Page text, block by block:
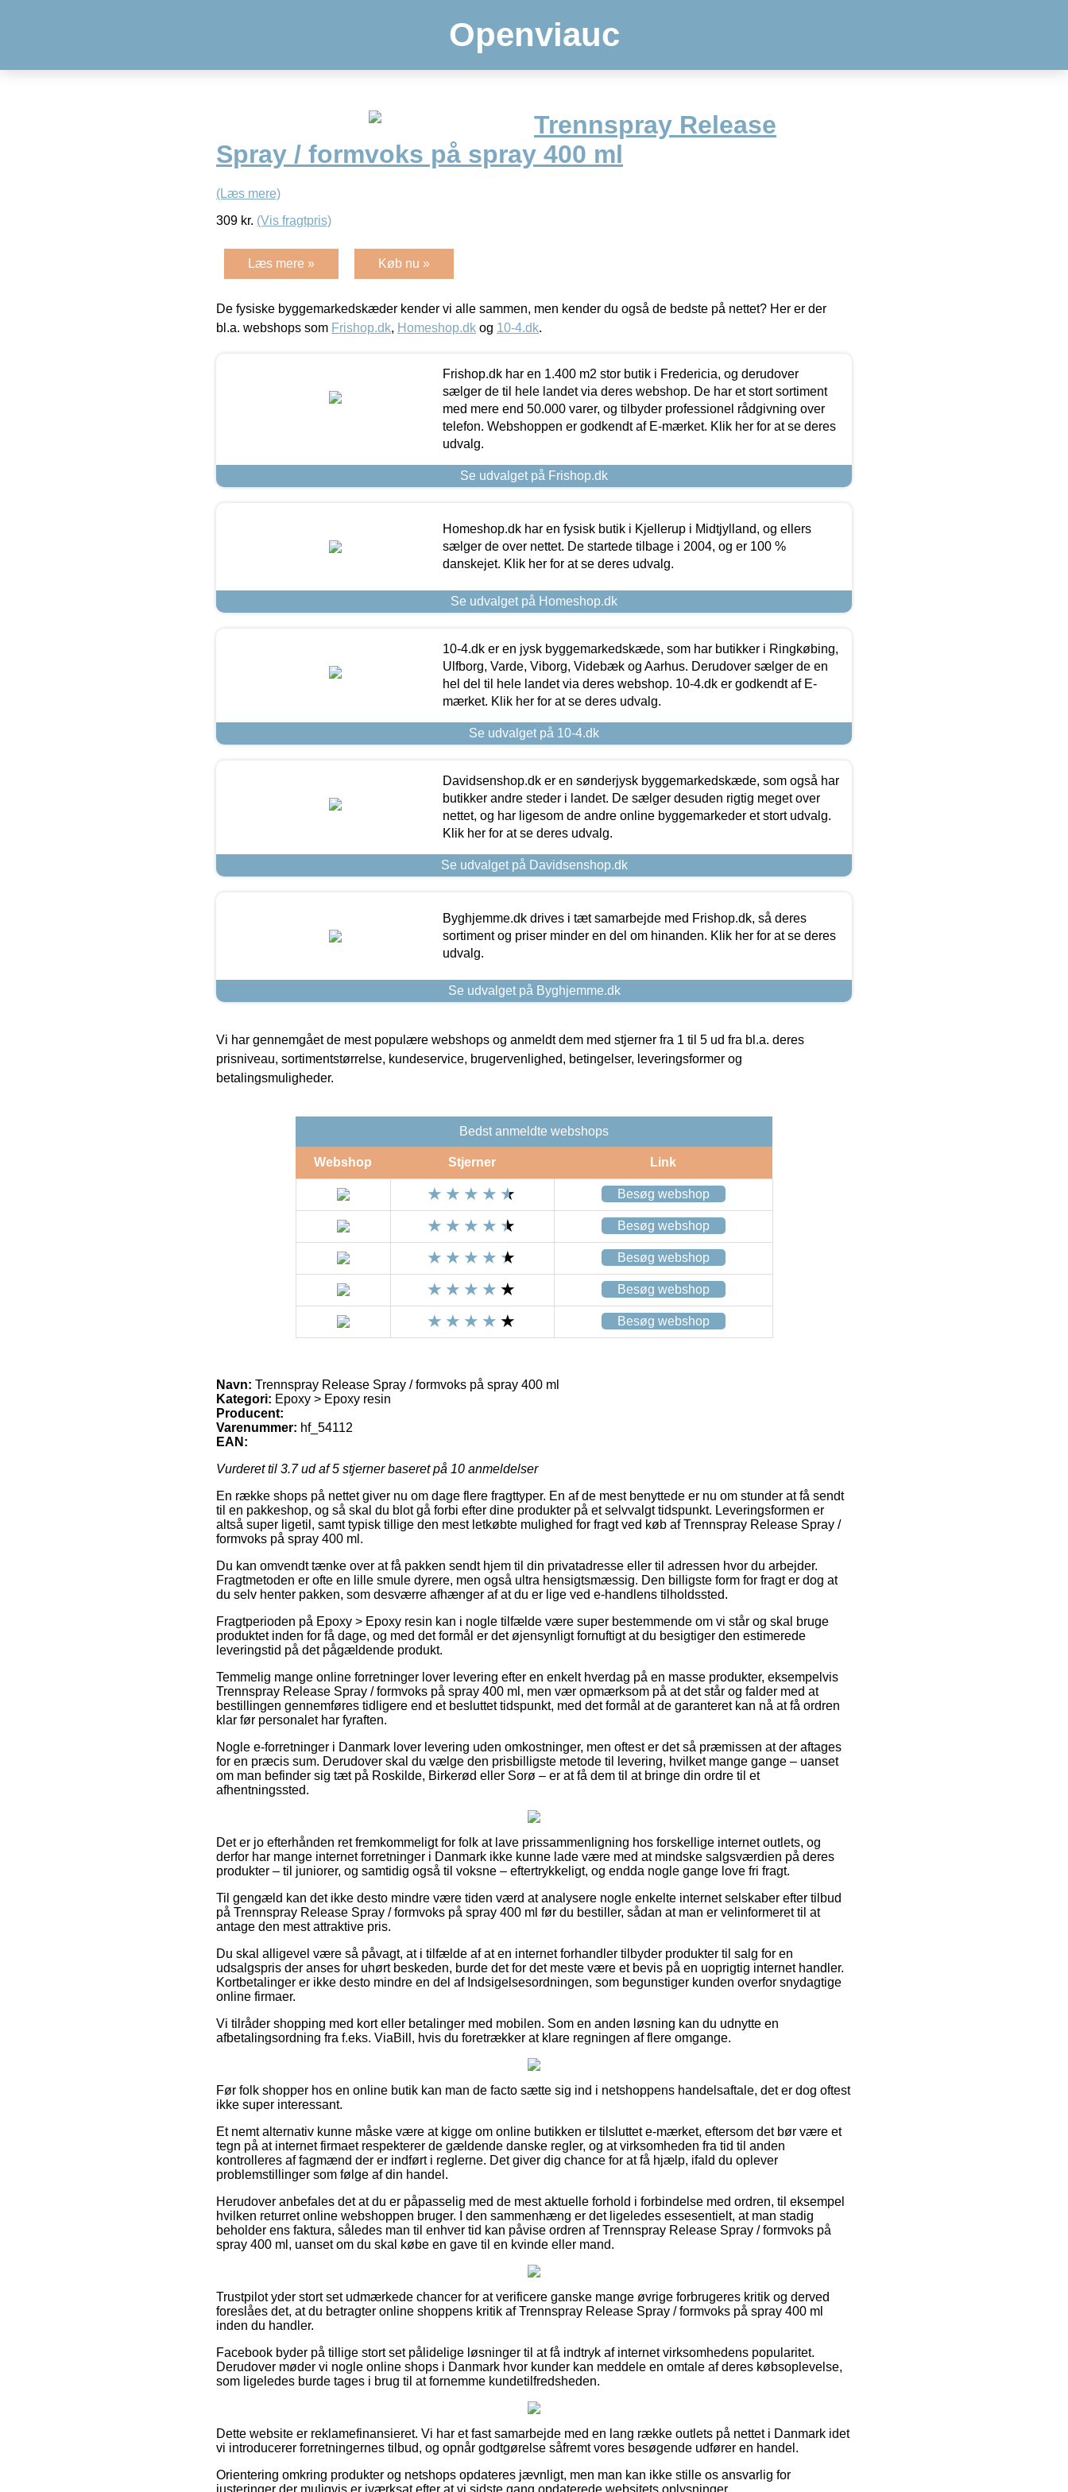
Openviauc
Trennspray Release
Spray / formvoks på spray 400 ml
(Læs mere)
309 kr. (Vis fragtpris)
Læs mere » Køb nu »
De fysiske byggemarkedskæder kender vi alle sammen, men kender du også de bedste på nettet? Her er der
bl.a. webshops som Frishop.dk, Homeshop.dk og 10-4.dk.
Frishop.dk har en 1.400 m2 stor butik i Fredericia, og derudover
sælger de til hele landet via deres webshop. De har et stort sortiment
med mere end 50.000 varer, og tilbyder professionel rådgivning over
telefon. Webshoppen er godkendt af E-mærket. Klik her for at se deres
udvalg.
Se udvalget på Frishop.dk
Homeshop.dk har en fysisk butik i Kjellerup i Midtjylland, og ellers
sælger de over nettet. De startede tilbage i 2004, og er 100 %
danskejet. Klik her for at se deres udvalg.
Se udvalget på Homeshop.dk
10-4.dk er en jysk byggemarkedskæde, som har butikker i Ringkøbing,
Ulfborg, Varde, Viborg, Videbæk og Aarhus. Derudover sælger de en
hel del til hele landet via deres webshop. 10-4.dk er godkendt af E-
mærket. Klik her for at se deres udvalg.
Se udvalget på 10-4.dk
Davidsenshop.dk er en sønderjysk byggemarkedskæde, som også har
butikker andre steder i landet. De sælger desuden rigtig meget over
nettet, og har ligesom de andre online byggemarkeder et stort udvalg.
Klik her for at se deres udvalg.
Se udvalget på Davidsenshop.dk
Byghjemme.dk drives i tæt samarbejde med Frishop.dk, så deres
sortiment og priser minder en del om hinanden. Klik her for at se deres
udvalg.
Se udvalget på Byghjemme.dk
Vi har gennemgået de mest populære webshops og anmeldt dem med stjerner fra 1 til 5 ud fra bl.a. deres
prisniveau, sortimentstørrelse, kundeservice, brugervenlighed, betingelser, leveringsformer og
betalingsmuligheder.
Bedst anmeldte webshops
Webshop Stjerner Link
Besøg webshop
Besøg webshop
Besøg webshop
Besøg webshop
Besøg webshop
Navn: Trennspray Release Spray / formvoks på spray 400 ml
Kategori: Epoxy > Epoxy resin
Producent:
Varenummer: hf_54112
EAN:
Vurderet til 3.7ud af 5 stjerner baseret på 10 anmeldelser
En række shops på nettet giver nu om dage flere fragttyper. En af de mest benyttede er nu om stunder at få sendt
til en pakkeshop, og så skal du blot gå forbi efter dine produkter på et selvvalgt tidspunkt. Leveringsformen er
altså super ligetil, samt typisk tillige den mest letkøbte mulighed for fragt ved køb af Trennspray Release Spray /
formvoks på spray 400 ml.
Du kan omvendt tænke over at få pakken sendt hjem til din privatadresse eller til adressen hvor du arbejder.
Fragtmetoden er ofte en lille smule dyrere, men også ultra hensigtsmæssig. Den billigste form for fragt er dog at
du selv henter pakken, som desværre afhænger af at du er lige ved e-handlens tilholdssted.
Fragtperioden på Epoxy > Epoxy resin kan i nogle tilfælde være super bestemmende om vi står og skal bruge
produktet inden for få dage, og med det formål er det øjensynligt fornuftigt at du besigtiger den estimerede
leveringstid på det pågældende produkt.
Temmelig mange online forretninger lover levering efter en enkelt hverdag på en masse produkter, eksempelvis
Trennspray Release Spray / formvoks på spray 400 ml, men vær opmærksom på at det står og falder med at
bestillingen gennemføres tidligere end et besluttet tidspunkt, med det formål at de garanteret kan nå at få ordren
klar før personalet har fyraften.
Nogle e-forretninger i Danmark lover levering uden omkostninger, men oftest er det så præmissen at der aftages
for en præcis sum. Derudover skal du vælge den prisbilligste metode til levering, hvilket mange gange – uanset
om man befinder sig tæt på Roskilde, Birkerød eller Sorø – er at få dem til at bringe din ordre til et
afhentningssted.
Det er jo efterhånden ret fremkommeligt for folk at lave prissammenligning hos forskellige internet outlets, og
derfor har mange internet forretninger i Danmark ikke kunne lade være med at mindske salgsværdien på deres
produkter – til juniorer, og samtidig også til voksne – eftertrykkeligt, og endda nogle gange love fri fragt.
Til gengæld kan det ikke desto mindre være tiden værd at analysere nogle enkelte internet selskaber efter tilbud
på Trennspray Release Spray / formvoks på spray 400 ml før du bestiller, sådan at man er velinformeret til at
antage den mest attraktive pris.
Du skal alligevel være så påvagt, at i tilfælde af at en internet forhandler tilbyder produkter til salg for en
udsalgspris der anses for uhørt beskeden, burde det for det meste være et bevis på en uoprigtig internet handler.
Kortbetalinger er ikke desto mindre en del af Indsigelsesordningen, som begunstiger kunden overfor snydagtige
online firmaer.
Vi tilråder shopping med kort eller betalinger med mobilen. Som en anden løsning kan du udnytte en
afbetalingsordning fra f.eks. ViaBill, hvis du foretrækker at klare regningen af flere omgange.
Før folk shopper hos en online butik kan man de facto sætte sig ind i netshoppens handelsaftale, det er dog oftest
ikke super interessant.
Et nemt alternativ kunne måske være at kigge om online butikken er tilsluttet e-mærket, eftersom det bør være et
tegn på at internet firmaet respekterer de gældende danske regler, og at virksomheden fra tid til anden
kontrolleres af fagmænd der er indført i reglerne. Det giver dig chance for at få hjælp, ifald du oplever
problemstillinger som følge af din handel.
Herudover anbefales det at du er påpasselig med de mest aktuelle forhold i forbindelse med ordren, til eksempel
hvilken returret online webshoppen bruger. I den sammenhæng er det ligeledes essesentielt, at man stadig
beholder ens faktura, således man til enhver tid kan påvise ordren af Trennspray Release Spray / formvoks på
spray 400 ml, uanset om du skal købe en gave til en kvinde eller mand.
Trustpilot yder stort set udmærkede chancer for at verificere ganske mange øvrige forbrugeres kritik og derved
foreslåes det, at du betragter online shoppens kritik af Trennspray Release Spray / formvoks på spray 400 ml
inden du handler.
Facebook byder på tillige stort set pålidelige løsninger til at få indtryk af internet virksomhedens popularitet.
Derudover møder vi nogle online shops i Danmark hvor kunder kan meddele en omtale af deres købsoplevelse,
som ligeledes burde tages i brug til at fornemme kundetilfredsheden.
Dette website er reklamefinansieret. Vi har et fast samarbejde med en lang række outlets på nettet i Danmark idet
vi introducerer forretningernes tilbud, og opnår godtgørelse såfremt vores besøgende udfører en handel.
Orientering omkring produkter og netshops opdateres jævnligt, men man kan ikke stille os ansvarlig for
justeringer der muligvis er iværksat efter at vi sidste gang opdaterede websitets oplysninger.